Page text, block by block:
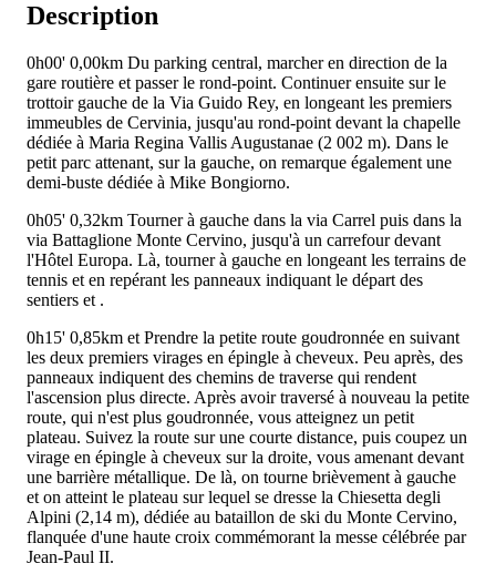
Description
0h00' 0,00km Du parking central, marcher en direction de la
gare routière et passer le rond-point. Continuer ensuite sur le
trottoir gauche de la Via Guido Rey, en longeant les premiers
immeubles de Cervinia, jusqu'au rond-point devant la chapelle
dédiée à Maria Regina Vallis Augustanae (2 002 m). Dans le
petit parc attenant, sur la gauche, on remarque également une
demi-buste dédiée à Mike Bongiorno.
0h05' 0,32km Tourner à gauche dans la via Carrel puis dans la
via Battaglione Monte Cervino, jusqu'à un carrefour devant
l'Hôtel Europa. Là, tourner à gauche en longeant les terrains de
tennis et en repérant les panneaux indiquant le départ des
sentiers et .
0h15' 0,85km et Prendre la petite route goudronnée en suivant
les deux premiers virages en épingle à cheveux. Peu après, des
panneaux indiquent des chemins de traverse qui rendent
l'ascension plus directe. Après avoir traversé à nouveau la petite
route, qui n'est plus goudronnée, vous atteignez un petit
plateau. Suivez la route sur une courte distance, puis coupez un
virage en épingle à cheveux sur la droite, vous amenant devant
une barrière métallique. De là, on tourne brièvement à gauche
et on atteint le plateau sur lequel se dresse la Chiesetta degli
Alpini (2,14 m), dédiée au bataillon de ski du Monte Cervino,
flanquée d'une haute croix commémorant la messe célébrée par
Jean-Paul II.